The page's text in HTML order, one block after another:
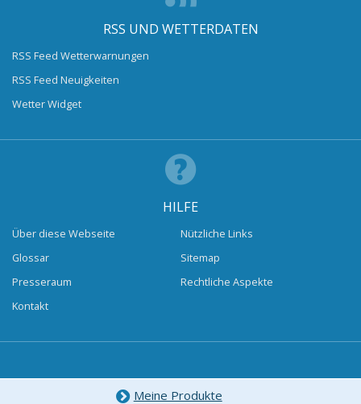
RSS UND WETTERDATEN
RSS Feed Wetterwarnungen
RSS Feed Neuigkeiten
Wetter Widget
HILFE
Über diese Webseite
Glossar
Presseraum
Kontakt
Nützliche Links
Sitemap
Rechtliche Aspekte
Meine Produkte